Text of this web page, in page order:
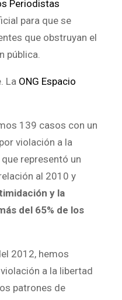
Periodistas
para que se
que obstruyan el
pública.
La ONG Espacio
139 casos con un
violación a la
representó un
al 2010 y
y la
del 65% de los
2012, hemos
a la libertad
patrones de